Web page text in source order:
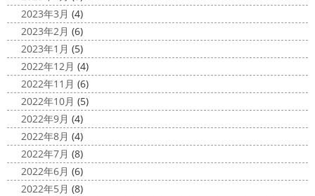
カ陽気になり過ごしやすくなりましたね
お知らせをさせていただきます
先日、弊社が日本ペイン
ト神奈川営業所様より優良施工会社として表彰されました
このよ ...
トもなくなり淋しいですね… ですが、先日ブログでもお伝
えしたマービスタ ...
2020/11/02
ウェット完成
＊湘南の外壁塗装専
門店＊
こんにちは!! 今週も１週間始まりました
が、明日は祝日です
今日も１日頑張りましょう
さて
さて、先日のブログで書いた、小倉氏のオーダーしたウェ
ットが完成しました
ゃんも一緒にパチリ
2023年3月 (4)
2023年2月 (6)
2023年1月 (5)
2022年12月 (4)
2022年11月 (6)
2022年10月 (5)
2022年9月 (4)
2022年8月 (4)
2022年7月 (8)
2022年6月 (6)
2022年5月 (8)